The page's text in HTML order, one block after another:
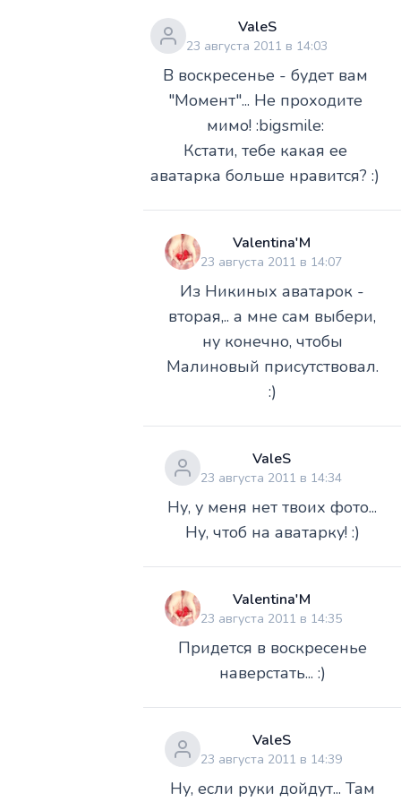
ValeS
23 августа 2011 в 14:03
В воскресенье - будет вам
"Момент"... Не проходите
мимо! :bigsmile:
Кстати, тебе какая ее
аватарка больше нравится? :)
Valentina'M
23 августа 2011 в 14:07
Из Никиных аватарок -
вторая,.. а мне сам выбери,
ну конечно, чтобы
Малиновый присутствовал.
:)
ValeS
23 августа 2011 в 14:34
Ну, у меня нет твоих фото...
Ну, чтоб на аватарку! :)
Valentina'M
23 августа 2011 в 14:35
Придется в воскресенье
наверстать... :)
ValeS
23 августа 2011 в 14:39
Ну, если руки дойдут... Там